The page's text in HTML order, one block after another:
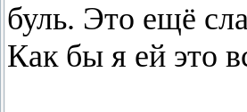
буль. Это ещё
Как бы я ей это